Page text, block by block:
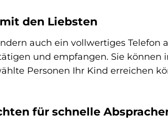
den Liebsten
auch ein vollwertiges Telefon
und empfangen. Sie können
Personen Ihr Kind erreichen
für schnelle